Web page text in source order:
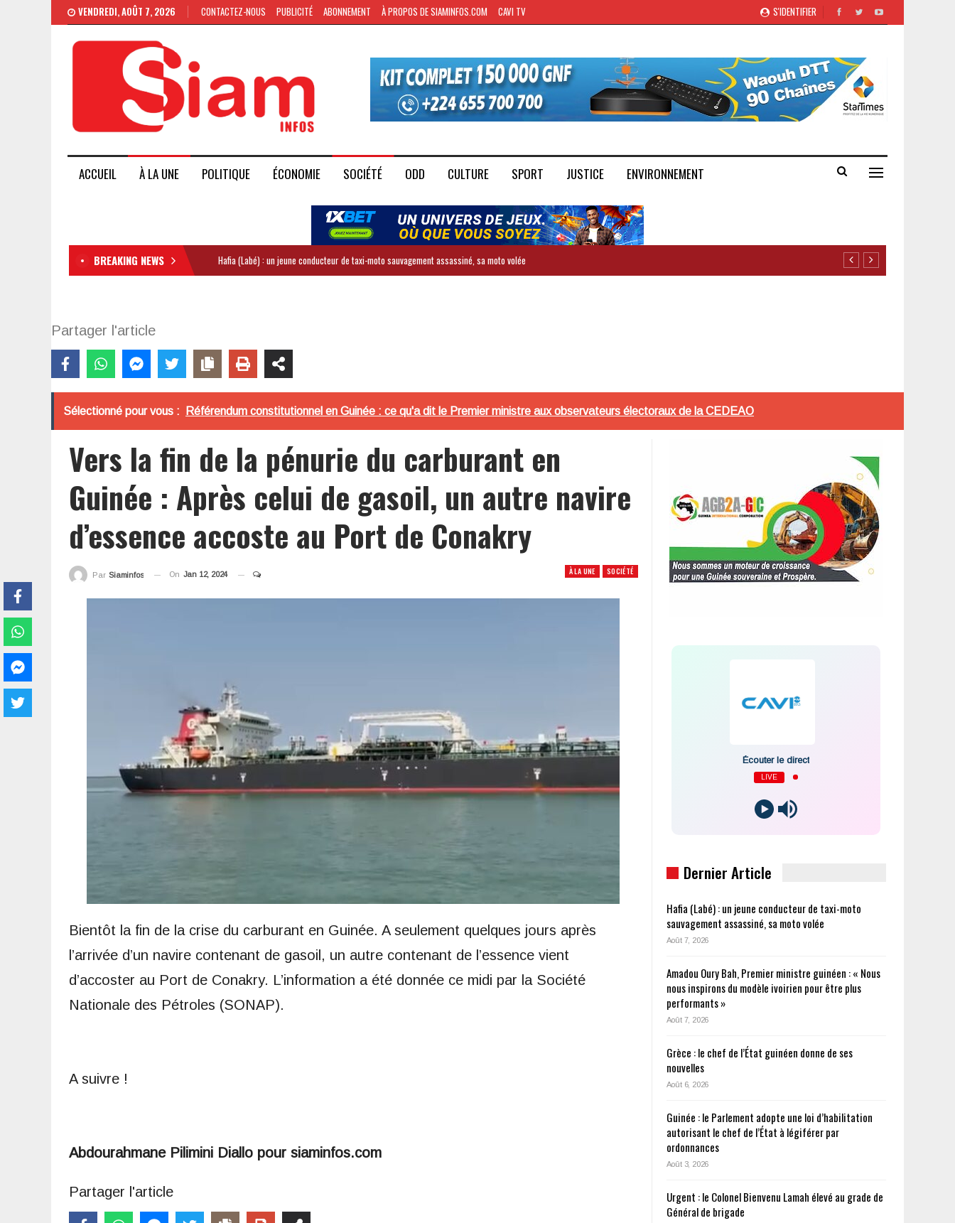
S'IDENTIFIER
VENDREDI, AOÛT 7, 2026 CONTACTEZ-NOUS PUBLICITÉ ABONNEMENT À PROPOS DE SIAMINFOS.COM CAVI TV
ACCUEIL À LA UNE POLITIQUE ÉCONOMIE SOCIÉTÉ ODD CULTURE SPORT JUSTICE ENVIRONNEMENT
BREAKING NEWS Hafia (Labé) : un jeune conducteur de taxi-moto sauvagement assassiné, sa moto volée
Partager l'article
Sélectionné pour vous : Référendum constitutionnel en Guinée : ce qu'a dit le Premier ministre aux observateurs électoraux de la CEDEAO
Vers la fin de la pénurie du carburant en
Guinée : Après celui de gasoil, un autre navire
d’essence accoste au Port de Conakry
À LA UNE SOCIÉTÉ
Par Siaminfos On Jan 12, 2024
Bientôt la fin de la crise du carburant en Guinée. A seulement quelques jours après
l’arrivée d’un navire contenant de gasoil, un autre contenant de l’essence vient
d’accoster au Port de Conakry. L’information a été donnée ce midi par la Société
Nationale des Pétroles (SONAP).
A suivre !
Abdourahmane Pilimini Diallo pour siaminfos.com
Partager l'article
Écouter le direct
LIVE
Dernier Article
Hafia (Labé) : un jeune conducteur de taxi-moto
sauvagement assassiné, sa moto volée
Août 7, 2026
Amadou Oury Bah, Premier ministre guinéen : « Nous
nous inspirons du modèle ivoirien pour être plus
performants »
Août 7, 2026
Grèce : le chef de l’État guinéen donne de ses
nouvelles
Août 6, 2026
Guinée : le Parlement adopte une loi d’habilitation
autorisant le chef de l’État à légiférer par
ordonnances
Août 3, 2026
Urgent : le Colonel Bienvenu Lamah élevé au grade de
Général de brigade